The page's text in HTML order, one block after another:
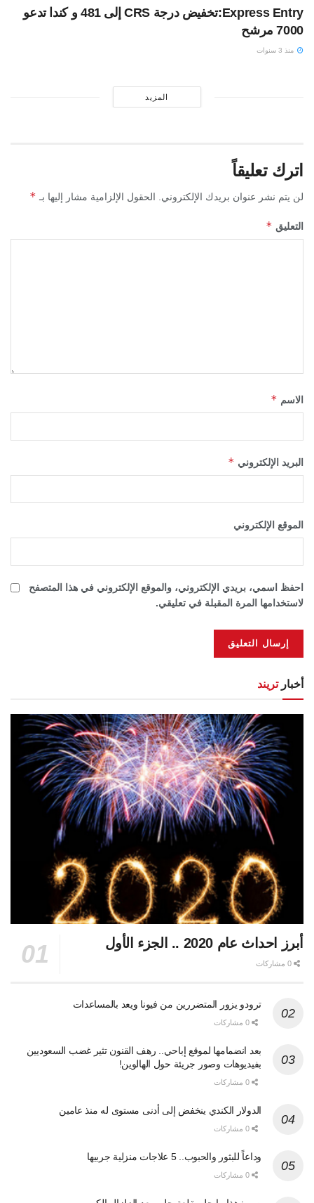
Express Entry:تخفيض درجة CRS إلى 481 و كندا تدعو
7000 مرشح
منذ 3 سنوات
المزيد
اترك تعليقاً
لن يتم نشر عنوان بريدك الإلكتروني. الحقول الإلزامية مشار إليها بـ *
التعليق *
الاسم *
البريد الإلكتروني *
الموقع الإلكتروني
احفظ اسمي، بريدي الإلكتروني، والموقع الإلكتروني في هذا المتصفح
لاستخدامها المرة المقبلة في تعليقي.
أخبارتريند
أبرز احداث عام 2020 .. الجزء الأول
ترودو يزور المتضررين من فيونا ويعد بالمساعدات
بعد انضمامها لموقع إباحي.. رهف القنون تثير غضب السعوديين
بفيديوهات وصور جريئة حول الهالوين!
الدولار الكندي ينخفض إلى أدنى مستوى له منذ عامين
وداعاً للبثور والحبوب.. 5 علاجات منزلية جربيها